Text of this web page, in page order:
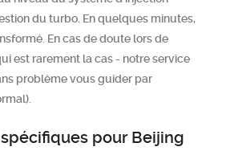
du turbo. En quelques minutes,
En cas de doute lors de
est rarement la cas - notre service
problème vous guider par
pour Beijing